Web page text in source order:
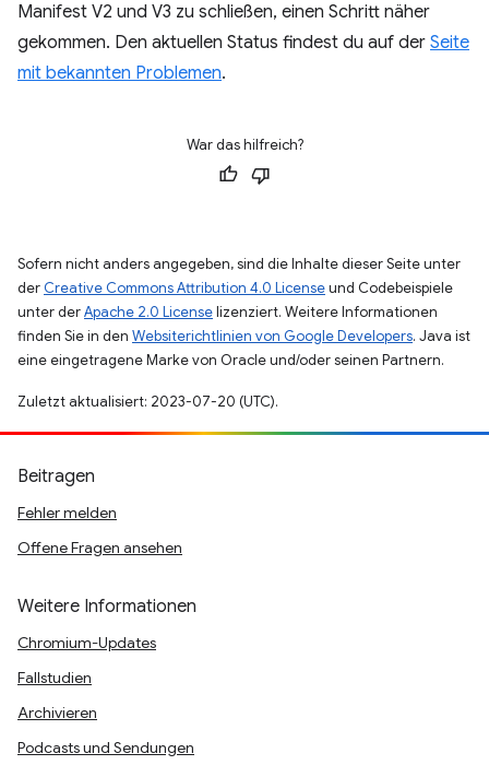
Manifest V2 und V3 zu schließen, einen Schritt näher
gekommen. Den aktuellen Status findest du auf der Seite
mit bekannten Problemen.
War das hilfreich?
Sofern nicht anders angegeben, sind die Inhalte dieser Seite unter
der Creative Commons Attribution 4.0 Licenseund Codebeispiele
unter derApache 2.0 Licenselizenziert. Weitere Informationen
finden Sie in den Websiterichtlinien von Google Developers. Java ist
eine eingetragene Marke von Oracle und/oder seinen Partnern.
Zuletzt aktualisiert: 2023-07-20 (UTC).
Beitragen
Fehler melden
Offene Fragen ansehen
Weitere Informationen
Chromium-Updates
Fallstudien
Archivieren
Podcasts und Sendungen